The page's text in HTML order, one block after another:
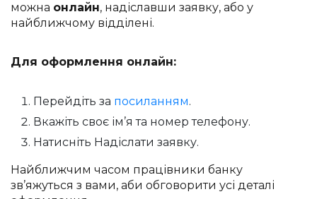
можна онлайн, надіславши заявку, або у
найближчому відділені.
Для оформлення онлайн:
Перейдіть за посиланням.
Вкажіть своє ім’я та номер телефону.
Натисніть Надіслати заявку.
Найближчим часом працівники банку
зв’яжуться з вами, аби обговорити усі деталі